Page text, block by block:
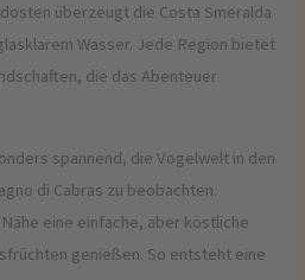
überzeugt die Costa Smeralda
Wasser. Jede Region bietet
die das Abenteuer
spannend, die Vogelwelt in den
di Cabras zu beobachten.
eine einfache, aber köstliche
genießen. So entsteht eine